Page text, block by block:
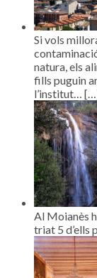
Si vols
natura, els
fills puguin
l’institut…
Al Moianès
triat 5 d’ells